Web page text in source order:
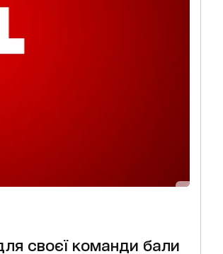
своєї команди бали